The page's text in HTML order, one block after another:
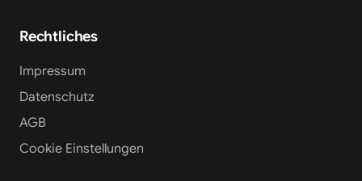
Rechtliches
Impressum
Datenschutz
AGB
Cookie Einstellungen